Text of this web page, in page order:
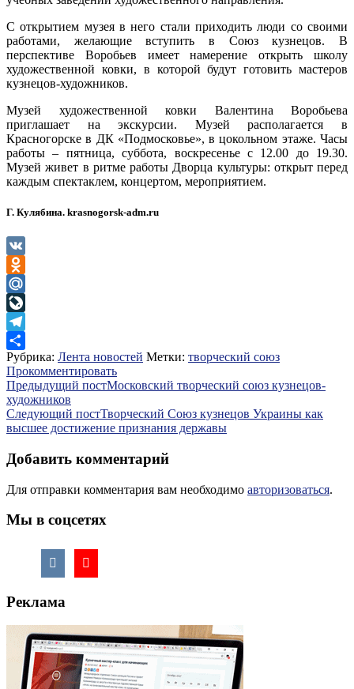
С открытием музея в него стали приходить люди со своими
работами, желающие вступить в Союз кузнецов. В
перспективе Воробьев имеет намерение открыть школу
художественной ковки, в которой будут готовить мастеров
кузнецов-художников.
Музей художественной ковки Валентина Воробьева
приглашает на экскурсии. Музей располагается в
Красногорске в ДК «Подмосковье», в цокольном этаже. Часы
работы – пятница, суббота, воскресенье с 12.00 до 19.30.
Музей живет в ритме работы Дворца культуры: открыт перед
каждым спектаклем, концертом, мероприятием.
Г. Кулябина. krasnogorsk-adm.ru
VK
Odnoklassniki
Mail.Ru
LiveJournal
Telegram
Отправить
Рубрика: Лента новостей Метки: творческий союз
Прокомментировать
Навигация
по
записям
Предыдущий постМосковский творческий союз кузнецов-
художников
Следующий постТворческий Союз кузнецов Украины как
высшее достижение признания державы
Добавить комментарий
Для отправки комментария вам необходимо авторизоваться.
Мы в соцсетях
Реклама